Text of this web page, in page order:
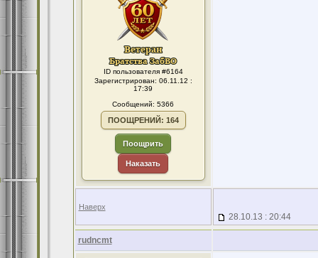
ID пользователя #6164
Зарегистрирован: 06.11.12 :
17:39
Сообщений: 5366
ПООЩРЕНИЙ: 164
Поощрить
Наказать
Наверх
28.10.13 : 20:44
rudncmt